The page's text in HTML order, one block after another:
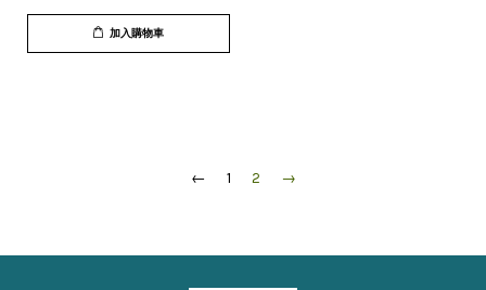
加入購物車
← 1 2 →